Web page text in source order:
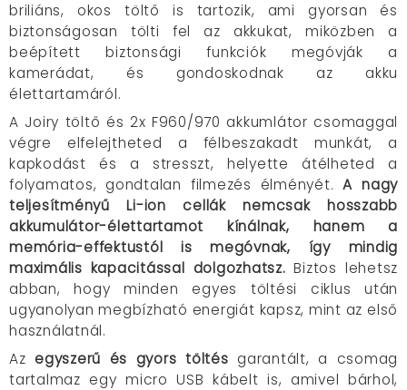
briliáns, okos töltő is tartozik, ami gyorsan és
biztonságosan tölti fel az akkukat, miközben a
beépített biztonsági funkciók megóvják a
kamerádat, és gondoskodnak az akku
élettartamáról.
A Joiry töltő és 2x F960/970 akkumlátor csomaggal
végre elfelejtheted a félbeszakadt munkát, a
kapkodást és a stresszt, helyette átélheted a
folyamatos, gondtalan filmezés élményét.A nagy
teljesítményű Li-ion cellák nemcsak hosszabb
akkumulátor-élettartamot kínálnak, hanem a
memória-effektustól is megóvnak, így mindig
maximális kapacitással dolgozhatsz. Biztos lehetsz
abban, hogy minden egyes töltési ciklus után
ugyanolyan megbízható energiát kapsz, mint az első
használatnál.
Az egyszerű és gyors töltés garantált, a csomag
tartalmaz egy micro USB kábelt is, amivel bárhol,